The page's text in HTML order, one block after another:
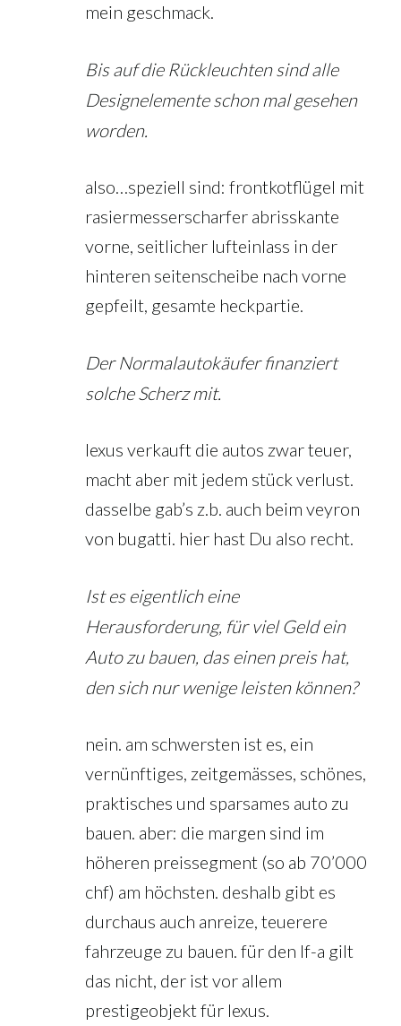
mein geschmack.
Bis auf die Rückleuchten sind alle
Designelemente schon mal gesehen
worden.
also…speziell sind: frontkotflügel mit
rasiermesserscharfer abrisskante
vorne, seitlicher lufteinlass in der
hinteren seitenscheibe nach vorne
gepfeilt, gesamte heckpartie.
Der Normalautokäufer finanziert
solche Scherz mit.
lexus verkauft die autos zwar teuer,
macht aber mit jedem stück verlust.
dasselbe gab’s z.b. auch beim veyron
von bugatti. hier hast Du also recht.
Ist es eigentlich eine
Herausforderung, für viel Geld ein
Auto zu bauen, das einen preis hat,
den sich nur wenige leisten können?
nein. am schwersten ist es, ein
vernünftiges, zeitgemässes, schönes,
praktisches und sparsames auto zu
bauen. aber: die margen sind im
höheren preissegment (so ab 70’000
chf) am höchsten. deshalb gibt es
durchaus auch anreize, teuerere
fahrzeuge zu bauen. für den lf-a gilt
das nicht, der ist vor allem
prestigeobjekt für lexus.